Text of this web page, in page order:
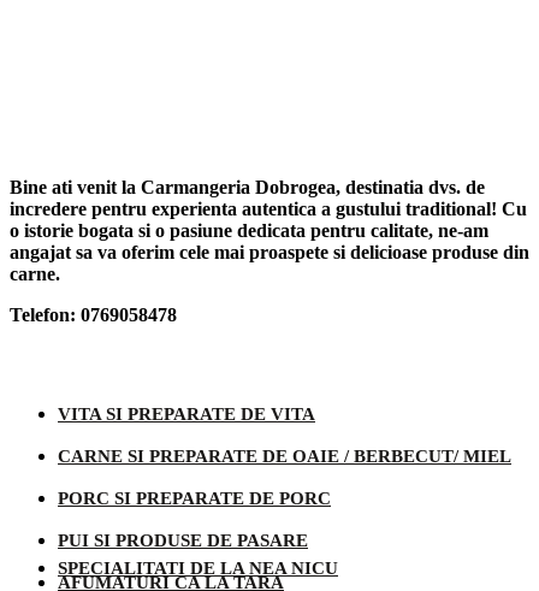
Bine ati venit la Carmangeria Dobrogea, destinatia dvs. de
incredere pentru experienta autentica a gustului traditional! Cu
o istorie bogata si o pasiune dedicata pentru calitate, ne-am
angajat sa va oferim cele mai proaspete si delicioase produse din
carne.
Telefon: 0769058478
VITA SI PREPARATE DE VITA
CARNE SI PREPARATE DE OAIE / BERBECUT/ MIEL
PORC SI PREPARATE DE PORC
PUI SI PRODUSE DE PASARE
AFUMATURI CA LA TARA
SPECIALITATI DE LA NEA NICU